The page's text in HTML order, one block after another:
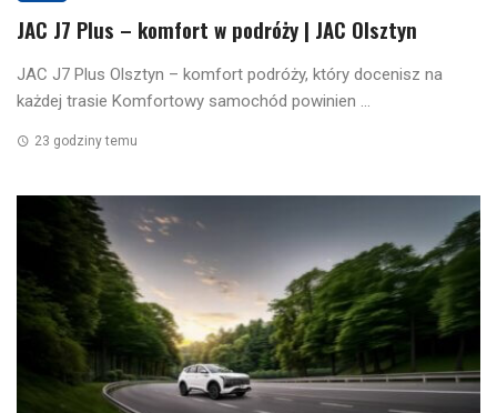
JAC J7 Plus – komfort w podróży | JAC Olsztyn
JAC J7 Plus Olsztyn – komfort podróży, który docenisz na
każdej trasie Komfortowy samochód powinien ...
23 godziny temu